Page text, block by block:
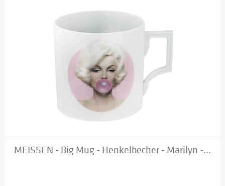
MEISSEN - Big Mug - Henkelbecher - Marilyn -...